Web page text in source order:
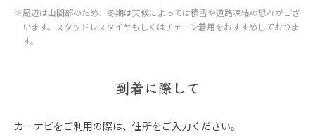
※周辺は山間部のため、冬期は天候によっては積雪や道路凍結の恐れがござ
います。スタッドレスタイヤもしくはチェーン着用をおすすめしておりま
す。
到着に際して
カーナビをご利用の際は、住所をご入力ください。